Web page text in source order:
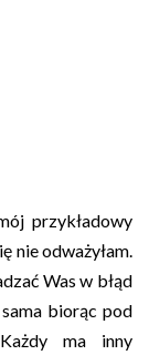
przykładowy
nie odważyłam.
Was w błąd
biorąc pod
ma inny